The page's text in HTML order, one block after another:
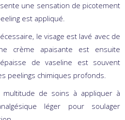
une sensation de picotement
est appliqué.
le visage est lavé avec de
crème apaisante est ensuite
de vaseline est souvent
peelings chimiques profonds.
de soins à appliquer à
léger pour soulager